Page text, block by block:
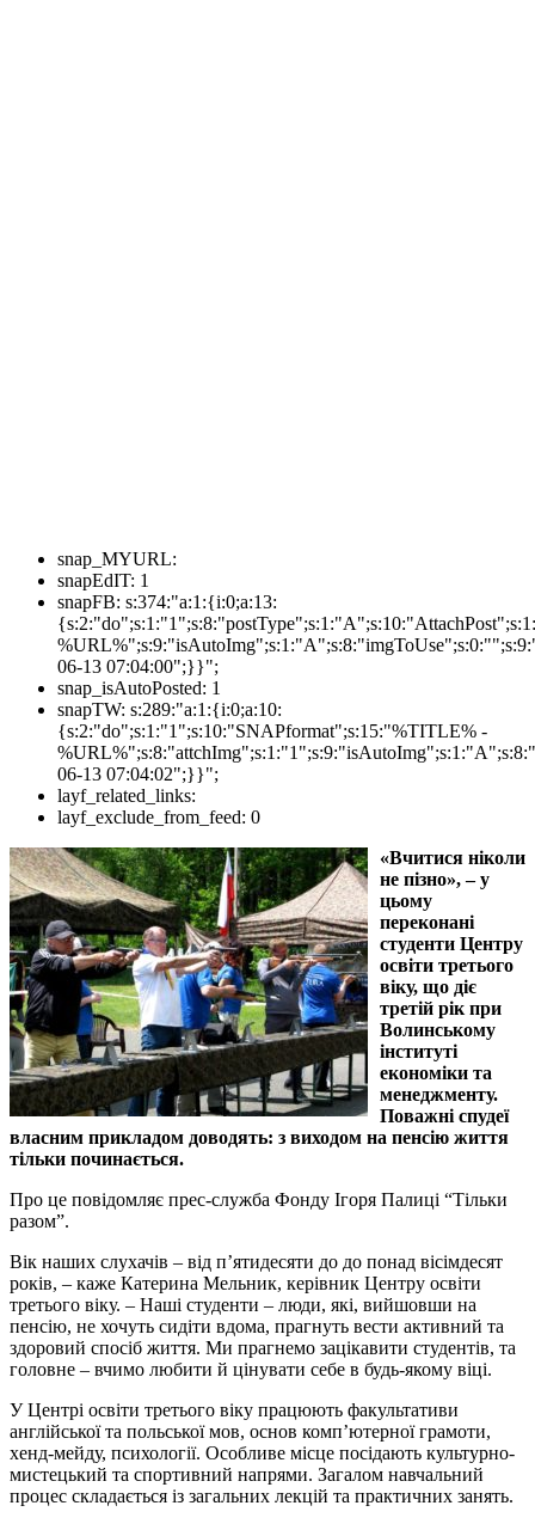
snap_MYURL:
snapEdIT: 1
snapFB: s:374:"a:1:{i:0;a:13:
06-13 07:04:00";}}";
snap_isAutoPosted: 1
snapTW: s:289:"a:1:{i:0;a:10:
{s:2:"do";s:1:"1";s:10:"SNAPformat";s:15:"%TITLE% -
06-13 07:04:02";}}";
layf_related_links:
layf_exclude_from_feed: 0
«Вчитися ніколи
не пізно», – у
цьому
переконані
студенти Центру
освіти третього
віку, що діє
третій рік при
Волинському
інституті
економіки та
менеджменту.
Поважні спудеї
власним прикладом доводять: з виходом на пенсію життя
тільки починається.
Про це повідомляє прес-служба Фонду Ігоря Палиці “Тільки
разом”.
Вік наших слухачів – від п’ятидесяти до до понад вісімдесят
років, – каже Катерина Мельник, керівник Центру освіти
третього віку. – Наші студенти – люди, які, вийшовши на
пенсію, не хочуть сидіти вдома, прагнуть вести активний та
здоровий спосіб життя. Ми прагнемо зацікавити студентів, та
головне – вчимо любити й цінувати себе в будь-якому віці.
У Центрі освіти третього віку працюють факультативи
англійської та польської мов, основ комп’ютерної грамоти,
хенд-мейду, психології. Особливе місце посідають культурно-
мистецький та спортивний напрями. Загалом навчальний
процес складається із загальних лекцій та практичних занять.